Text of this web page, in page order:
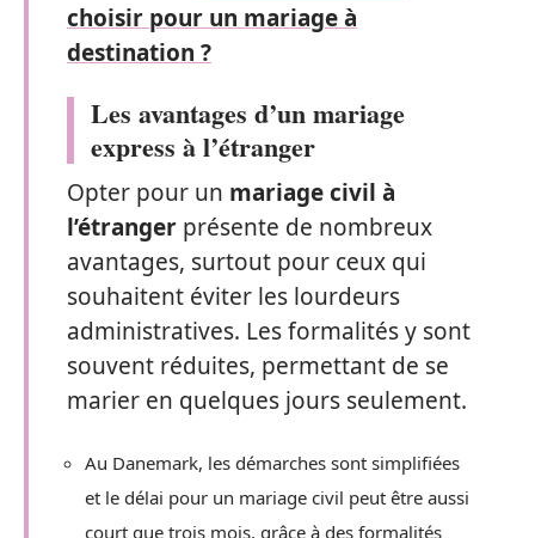
choisir pour un mariage à
destination ?
Les avantages d’un mariage
express à l’étranger
Opter pour un mariage civil à
l’étranger présente de nombreux
avantages, surtout pour ceux qui
souhaitent éviter les lourdeurs
administratives. Les formalités y sont
souvent réduites, permettant de se
marier en quelques jours seulement.
Au Danemark, les démarches sont simplifiées
et le délai pour un mariage civil peut être aussi
court que trois mois, grâce à des formalités